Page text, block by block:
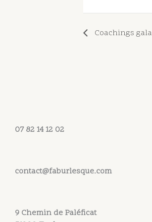
Coachings gala
07 82 14 12 02
contact@faburlesque.com
9 Chemin de Paléficat